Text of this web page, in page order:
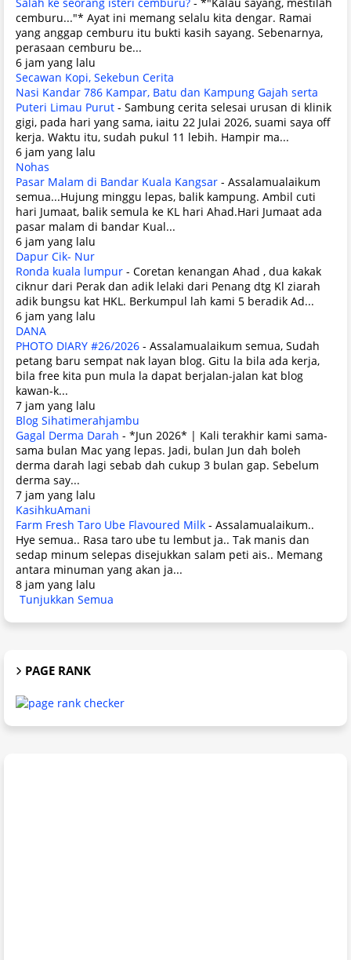
cemburu..."* Ayat ini memang selalu kita dengar. Ramai
yang anggap cemburu itu bukti kasih sayang. Sebenarnya,
perasaan cemburu be...
6 jam yang lalu
Secawan Kopi, Sekebun Cerita
Nasi Kandar 786 Kampar, Batu dan Kampung Gajah serta
Puteri Limau Purut - Sambung cerita selesai urusan di klinik
gigi, pada hari yang sama, iaitu 22 Julai 2026, suami saya off
kerja. Waktu itu, sudah pukul 11 lebih. Hampir ma...
6 jam yang lalu
Nohas
Pasar Malam di Bandar Kuala Kangsar - Assalamualaikum
semua...Hujung minggu lepas, balik kampung. Ambil cuti
hari Jumaat, balik semula ke KL hari Ahad.Hari Jumaat ada
pasar malam di bandar Kual...
6 jam yang lalu
Dapur Cik- Nur
Ronda kuala lumpur - Coretan kenangan Ahad , dua kakak
ciknur dari Perak dan adik lelaki dari Penang dtg Kl ziarah
adik bungsu kat HKL. Berkumpul lah kami 5 beradik Ad...
6 jam yang lalu
DANA
PHOTO DIARY #26/2026 - Assalamualaikum semua, Sudah
petang baru sempat nak layan blog. Gitu la bila ada kerja,
bila free kita pun mula la dapat berjalan-jalan kat blog
kawan-k...
7 jam yang lalu
Blog Sihatimerahjambu
Gagal Derma Darah - *Jun 2026* | Kali terakhir kami sama-
sama bulan Mac yang lepas. Jadi, bulan Jun dah boleh
derma darah lagi sebab dah cukup 3 bulan gap. Sebelum
derma say...
7 jam yang lalu
KasihkuAmani
Farm Fresh Taro Ube Flavoured Milk - Assalamualaikum..
Hye semua.. Rasa taro ube tu lembut ja.. Tak manis dan
sedap minum selepas disejukkan salam peti ais.. Memang
antara minuman yang akan ja...
8 jam yang lalu
Tunjukkan Semua
PAGE RANK